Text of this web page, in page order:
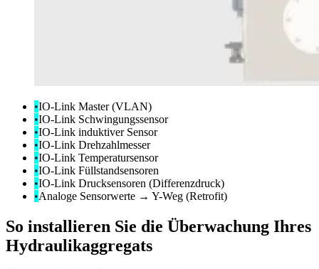
•IO-Link Master (VLAN)
•IO-Link Schwingungssensor
•IO-Link induktiver Sensor
•IO-Link Drehzahlmesser
•IO-Link Temperatursensor
•IO-Link Füllstandsensoren
•IO-Link Drucksensoren (Differenzdruck)
•Analoge Sensorwerte → Y-Weg (Retrofit)
So installieren Sie die Überwachung Ihres
Hydraulikaggregats